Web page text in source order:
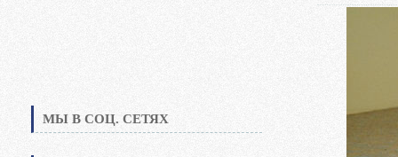
МЫ В СОЦ. СЕТЯХ